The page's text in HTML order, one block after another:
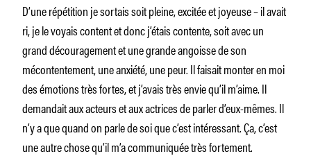
D’une répétition je sortais soit pleine, excitée et joyeuse – il avait
ri, je le voyais content et donc j’étais contente, soit avec un
grand découragement et une grande angoisse de son
mécontentement, une anxiété, une peur. Il faisait monter en moi
des émotions très fortes, et j’avais très envie qu’il m’aime. Il
demandait aux acteurs et aux actrices de parler d’eux-mêmes. Il
n’y a que quand on parle de soi que c’est intéressant. Ça, c’est
une autre chose qu’il m’a communiquée très fortement.